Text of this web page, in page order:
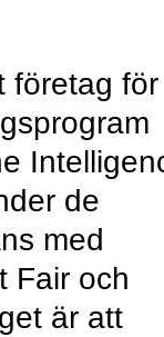
företag för
de
med
Fair och
är att